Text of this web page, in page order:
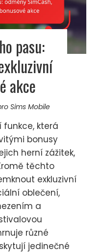
pasu:
akce
Sims Mobile
funkce, která
bonusy
herní zážitek,
těchto
exkluzivní
oblečení,
a
různé
jedinečné